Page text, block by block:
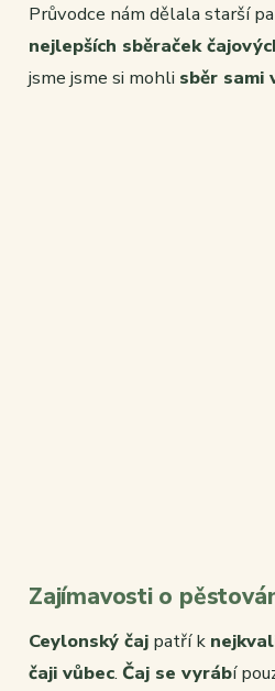
Průvodce nám dělala starší
nejlepších sběraček
jsme jsme si mohli sběr sami
Zajímavosti o
Ceylonský čaj patří k
čaji vůbec. Čaj se vyrábí